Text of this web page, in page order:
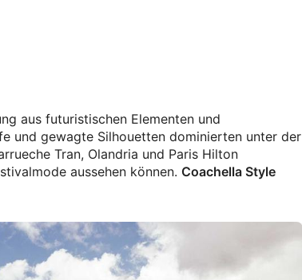
aus futuristischen Elementen und
und gewagte Silhouetten dominierten unter der
Tran, Olandria und Paris Hilton
aussehen können. Coachella Style